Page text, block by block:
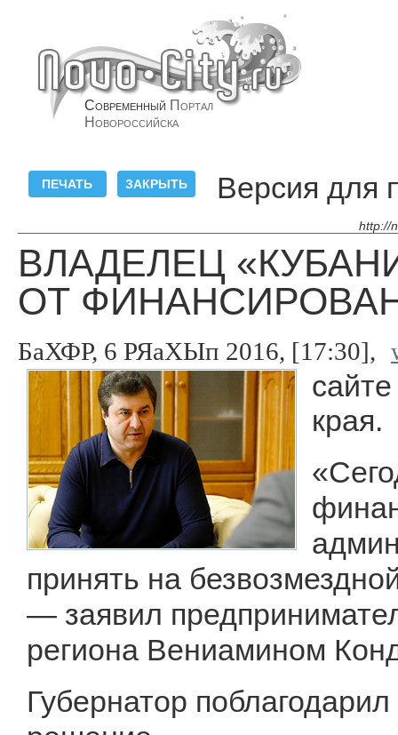
Современный Портал
Новороссийска
Версия для
http://
ВЛАДЕЛЕЦ
ОТ
БаХФР, 6 РЯаХЫп 2016, [17:30],
края.
принять на
— заявил
региона Вениамином
Губернатор